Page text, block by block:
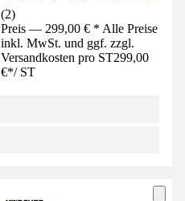
(2)
Preis — 299,00 € * Alle Preise
inkl. MwSt. und ggf. zzgl.
Versandkosten pro ST299,00
€*/ ST